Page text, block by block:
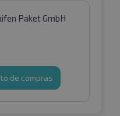
Paket GmbH
de compras